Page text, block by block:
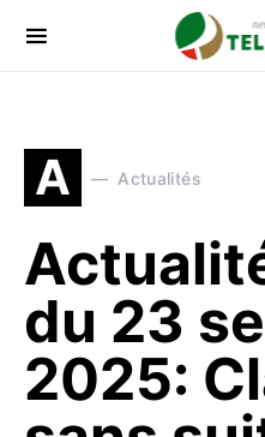
A Actualités
du 23
2025: